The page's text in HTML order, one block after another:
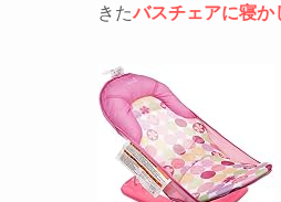
きたバスチェアに寝か